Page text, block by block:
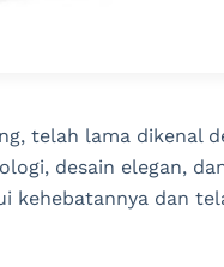
telah lama dikenal
desain elegan,
kehebatannya dan